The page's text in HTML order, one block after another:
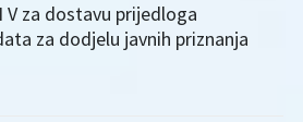
V za dostavu prijedloga
za dodjelu javnih priznanja